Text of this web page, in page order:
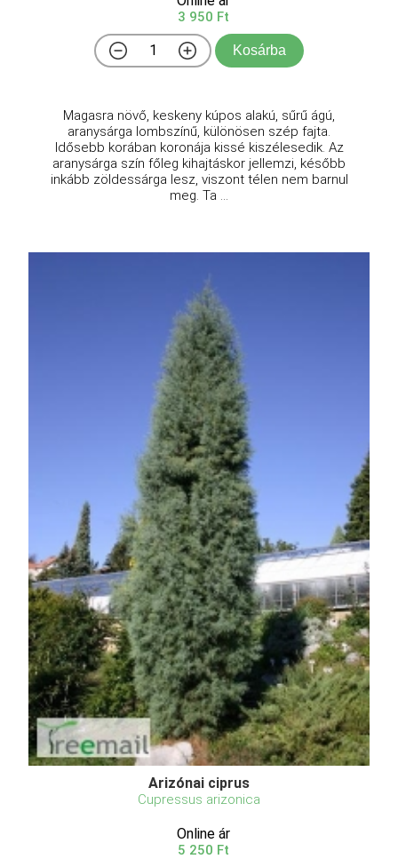
3 950 Ft
Kosárba
Magasra növő, keskeny kúpos alakú, sűrű ágú,
aranysárga lombszínű, különösen szép fajta.
Idősebb korában koronája kissé kiszélesedik. Az
aranysárga szín főleg kihajtáskor jellemzi, később
inkább zöldessárga lesz, viszont télen nem barnul
meg. Ta ...
Arizónai ciprus
Cupressus arizonica
Online ár
5 250 Ft